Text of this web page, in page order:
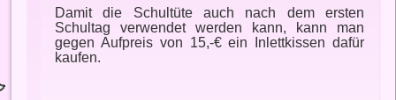
Damit die Schultüte auch nach dem ersten
Schultag verwendet werden kann, kann man
gegen Aufpreis von 15,-€ ein Inlettkissen dafür
kaufen.